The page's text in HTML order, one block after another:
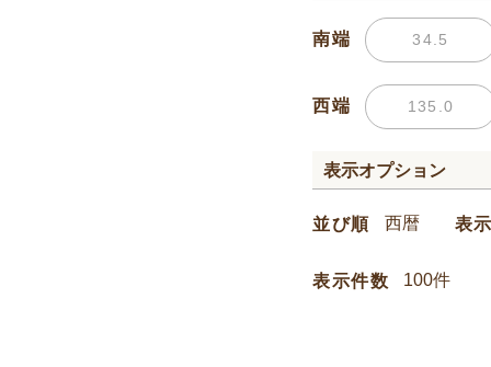
南端
西端
表示オプション
並び順 表
表示件数